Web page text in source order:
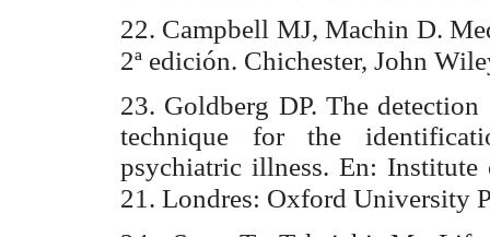
22. Campbell MJ, Machin D.
2ª edición. Chichester, John
23. Goldberg DP. The
technique for the
psychiatric illness. En:
21. Londres: Oxford University